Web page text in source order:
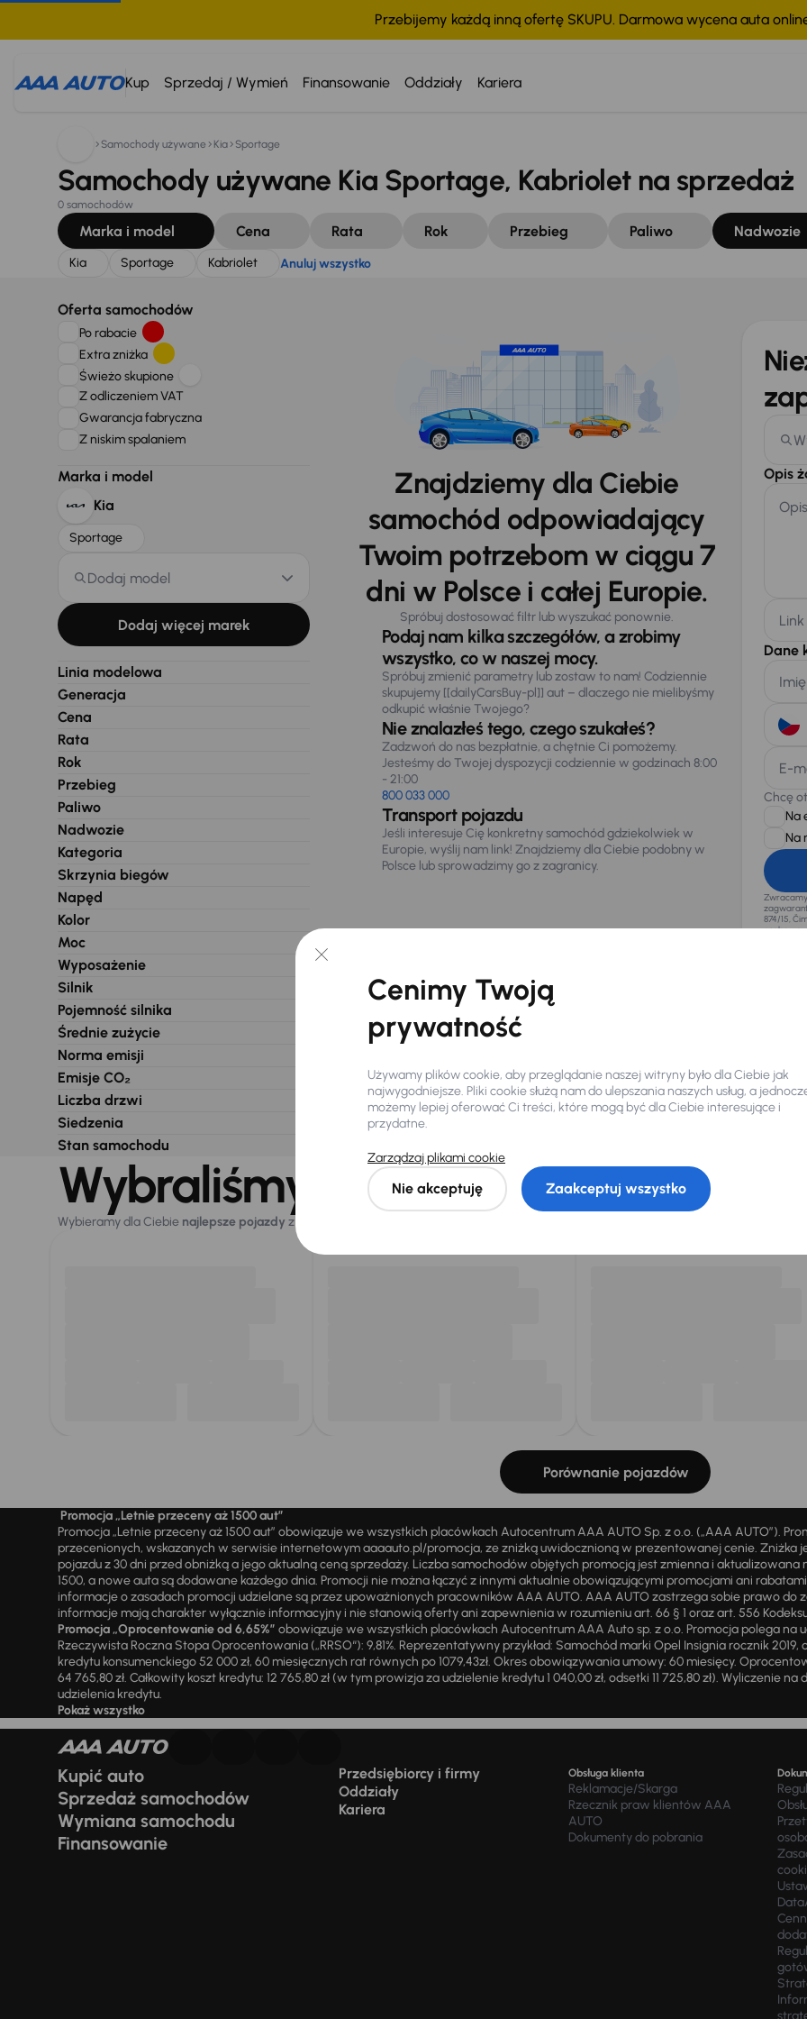
Przebijemy każdą inną ofertę SKUPU. Darmowa wycena auta
Kup Sprzedaj / Wymień Finansowanie Oddziały Kariera
Szukam: Anuluj wszystko
Samochody używane Kia Sportage
Samochody używane Kia Sportage, Kabriolet na sprzedaż
0 samochodów
Marka i model Cena Rata Rok Przebieg Paliwo Nadwozie
Kia Sportage Kabriolet Anuluj wszystko
Oferta samochodów
Po rabacie
Extra zniżka
Świeżo skupione
Z odliczeniem VAT
Gwarancja fabryczna
Z niskim spalaniem
Marka i model
Kia
Sportage
Dodaj model
Dodaj więcej marek
Linia modelowa
Generacja
Cena
Rata
Rok
Przebieg
Paliwo
Nadwozie
Kategoria
Skrzynia biegów
Napęd
Kolor
Moc
Wyposażenie
Silnik
Pojemność silnika
Średnie zużycie
Norma emisji
Emisje CO₂
Liczba drzwi
Siedzenia
Stan samochodu
Znajdziemy dla Ciebie
samochód odpowiadający
Twoim potrzebom w ciągu 7
dni w Polsce i całej Europie.
Spróbuj dostosować filtr lub wyszukać ponownie.
Podaj nam kilka szczegółów, a zrobimy
wszystko, co w naszej mocy.
Spróbuj zmienić parametry lub zostaw to nam! Codziennie
skupujemy [[dailyCarsBuy-pl]] aut – dlaczego nie mielibyśmy
odkupić właśnie Twojego?
Nie znalazłeś tego, czego szukałeś?
Zadzwoń do nas bezpłatnie, a chętnie Ci pomożemy.
Jesteśmy do Twojej dyspozycji codziennie w godzinach 8:00
- 21:00
800 033 000
Transport pojazdu
Jeśli interesuje Cię konkretny samochód gdziekolwiek w
Europie, wyślij nam link! Znajdziemy dla Ciebie podobny w
Polsce lub sprowadzimy go z zagranicy.
Opis
Dane
E-
Chcę
Na
Na
874/15,
osobowe
Wybraliśmy dla Ciebie
Wybieramy dla Ciebie najlepsze pojazdy z naszej oferty. Kupimy dla Ciebie
Porównanie pojazdów
Promocja „Letnie przeceny aż 1500 aut”
Promocja „Letnie przeceny aż 1500 aut” obowiązuje we wszystkich placówkach Autocentrum AAA AUTO Sp. z o.o. („AAA AUTO”).
przecenionych, wskazanych w serwisie internetowym aaaauto.pl/promocja, ze zniżką uwidocznioną w prezentowanej cenie. Zniżka
pojazdu z 30 dni przed obniżką a jego aktualną ceną sprzedaży. Liczba samochodów objętych promocją jest zmienna i
1500, a nowe auta są dodawane każdego dnia. Promocji nie można łączyć z innymi aktualnie obowiązującymi promocjami ani
informacje o zasadach promocji udzielane są przez upoważnionych pracowników AAA AUTO. AAA AUTO zastrzega sobie prawo
informacje mają charakter wyłącznie informacyjny i nie stanowią oferty ani zapewnienia w rozumieniu art. 66 § 1 oraz art. 556
Promocja „Oprocentowanie od 6,65%” obowiązuje we wszystkich placówkach Autocentrum AAA Auto sp. z o.o. Promocja polega na
Rzeczywista Roczna Stopa Oprocentowania („RRSO“): 9,81%. Reprezentatywny przykład: Samochód marki Opel Insignia rocznik 2019,
kredytu konsumenckiego 52 000 zł, 60 miesięcznych rat równych po 1079,43zł. Okres obowiązywania umowy: 60 miesięcy.
64 765,80 zł. Całkowity koszt kredytu: 12 765,80 zł (w tym prowizja za udzielenie kredytu 1 040,00 zł, odsetki 11 725,80 zł). Wyliczenie
udzielenia kredytu.
Pokaż wszystko
Kupić auto
Sprzedaż samochodów
Wymiana samochodu
Finansowanie
Przedsiębiorcy i firmy
Oddziały
Kariera
Obsługa klienta
Reklamacje/Skarga
Rzecznik praw klientów AAA
AUTO
Dokumenty do pobrania
Cenimy Twoją
prywatność
Używamy plików cookie, aby przeglądanie naszej witryny było dla Ciebie jak
najwygodniejsze. Pliki cookie służą nam do ulepszania naszych usług, a
możemy lepiej oferować Ci treści, które mogą być dla Ciebie interesujące i
przydatne.
Zarządzaj plikami cookie
Nie akceptuję Zaakceptuj wszystko